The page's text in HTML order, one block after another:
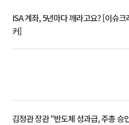
ISA 계좌, 5년마다 깨라고요? [이슈크
커]
김정관 장관 “반도체 성과급, 주총 승